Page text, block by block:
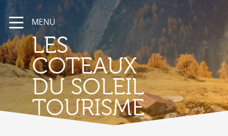
MENU
LES
COTEAUX
DU SOLEIL
TOURISME